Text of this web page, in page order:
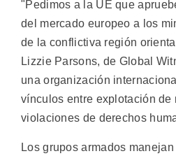
"Pedimos a la UE que
del mercado europeo a los
de la conflictiva región
Lizzie Parsons, de Global
una organización
vínculos entre explotación de
violaciones de derechos
Los grupos armados